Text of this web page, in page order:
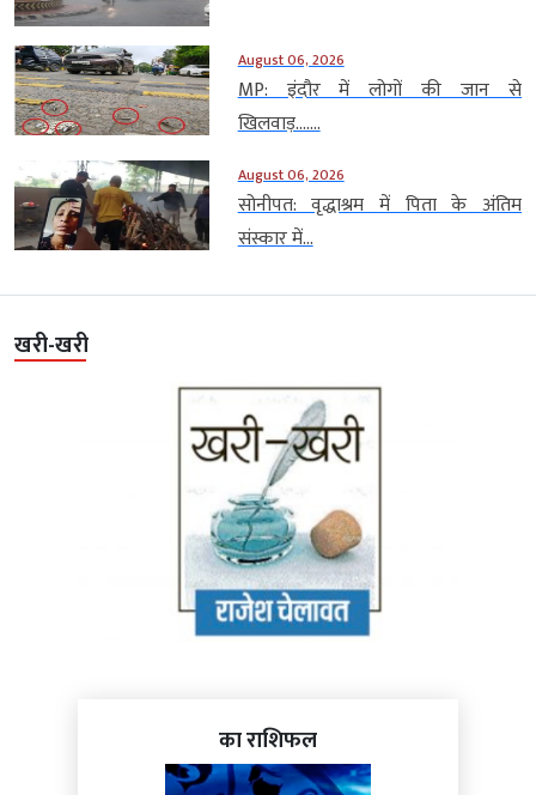
August 06, 2026
MP: इंदौर में लोगों की जान से
खिलवाड़…....
August 06, 2026
सोनीपत: वृद्धाश्रम में पिता के अंतिम
संस्कार में...
खरी-खरी
का राशिफल